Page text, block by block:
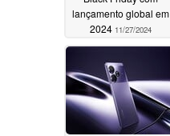
lançamento global em
2024 11/27/2024